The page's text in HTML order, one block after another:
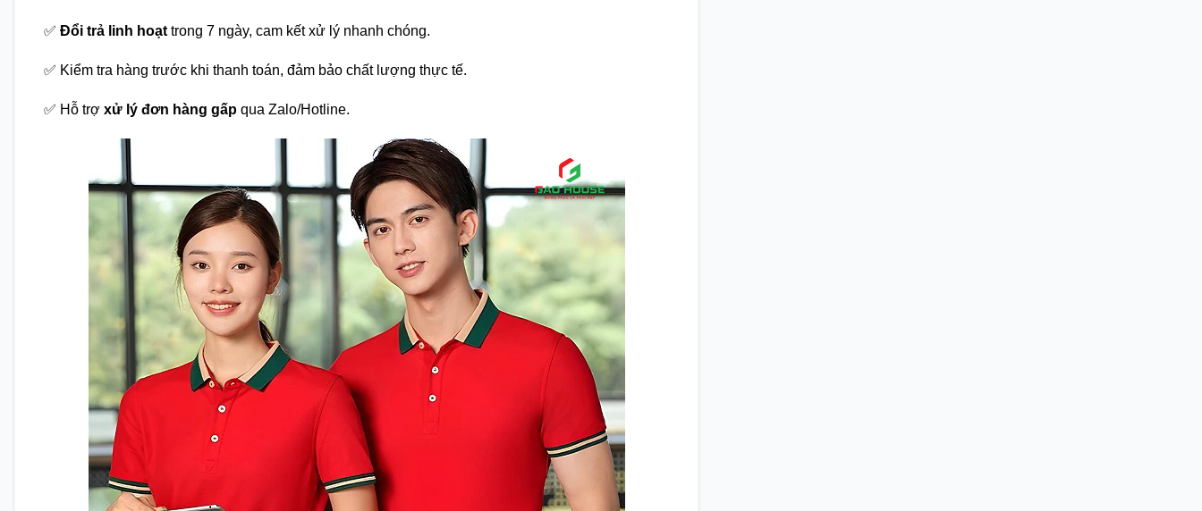
✅ Đổi trả linh hoạt trong 7 ngày, cam kết xử lý nhanh chóng.
✅ Kiểm tra hàng trước khi thanh toán, đảm bảo chất lượng thực tế.
✅ Hỗ trợ xử lý đơn hàng gấp qua Zalo/Hotline.